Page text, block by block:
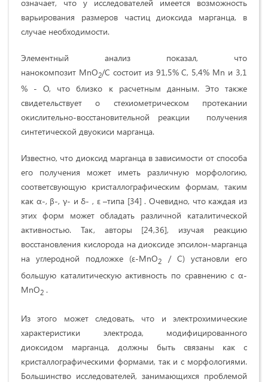
означает, что у исследователей имеется возможность
варьирования размеров частиц диоксида марганца, в
случае необходимости.
Элементный анализ показал, что
нанокомпозит MnO2/C состоит из 91,5% С, 5,4% Mn и 3,1
% - O, что близко к расчетным данным. Это также
свидетельствует о стехиометрическом протекании
окислительно-восстановительной реакции получения
синтетической двуокиси марганца.
Известно, что диоксид марганца в зависимости от способа
его получения может иметь различную морфологию,
соответсвующую кристаллографическим формам, таким
как α-, β-, γ- и δ- , ε –типа [34] . Очевидно, что каждая из
этих форм может обладать различной каталитической
активностью. Так, авторы [24,36], изучая реакцию
восстановления кислорода на диоксиде эпсилон-марганца
на углеродной подложке (ε-MnO2
/ C) установли его
большую каталитическую активность по сравнению с α-
MnO2 .
Из этого может следовать, что и электрохимические
характеристики электрода, модифицированного
диоксидом марганца, должны быть связаны как с
кристаллографическими формами, так и с морфологиями.
Большинство исследователей, занимающихся проблемой